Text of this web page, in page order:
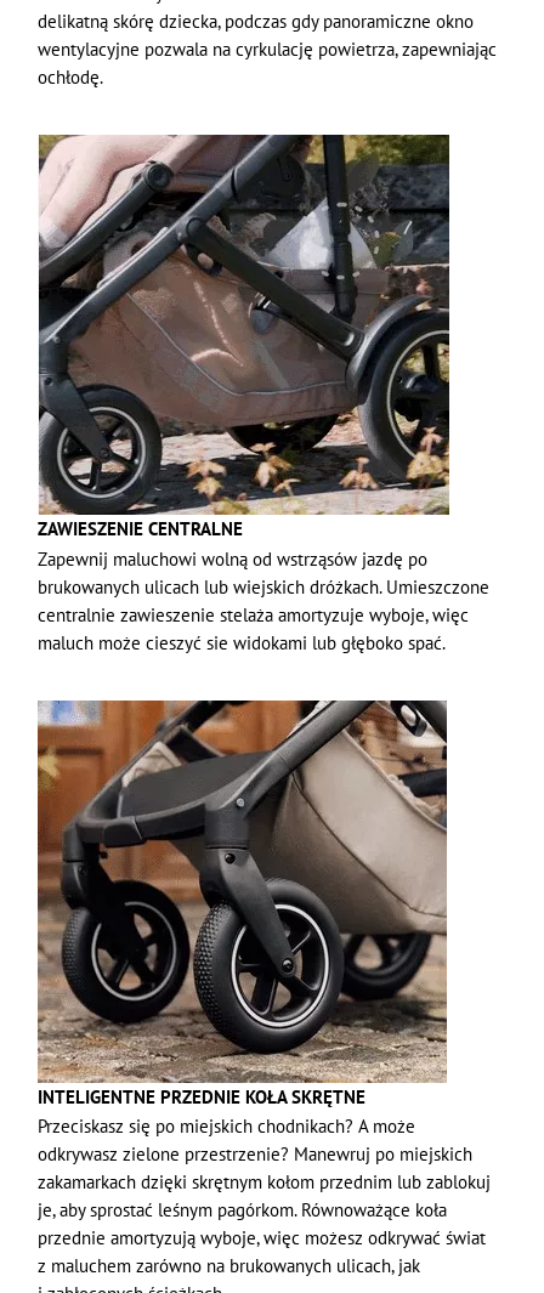
delikatną skórę dziecka, podczas gdy panoramiczne okno
wentylacyjne pozwala na cyrkulację powietrza, zapewniając
ochłodę.
ZAWIESZENIE CENTRALNE
Zapewnij maluchowi wolną od wstrząsów jazdę po
brukowanych ulicach lub wiejskich dróżkach. Umieszczone
centralnie zawieszenie stelaża amortyzuje wyboje, więc
maluch może cieszyć sie widokami lub głęboko spać.
INTELIGENTNE PRZEDNIE KOŁA SKRĘTNE
Przeciskasz się po miejskich chodnikach? A może
odkrywasz zielone przestrzenie? Manewruj po miejskich
zakamarkach dzięki skrętnym kołom przednim lub zablokuj
je, aby sprostać leśnym pagórkom. Równoważące koła
przednie amortyzują wyboje, więc możesz odkrywać świat
z maluchem zarówno na brukowanych ulicach, jak